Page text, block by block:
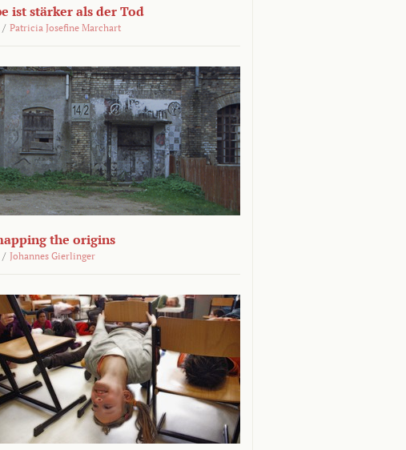
ist stärker als der Tod
/ Patricia Josefine Marchart
the origins
/ Johannes Gierlinger